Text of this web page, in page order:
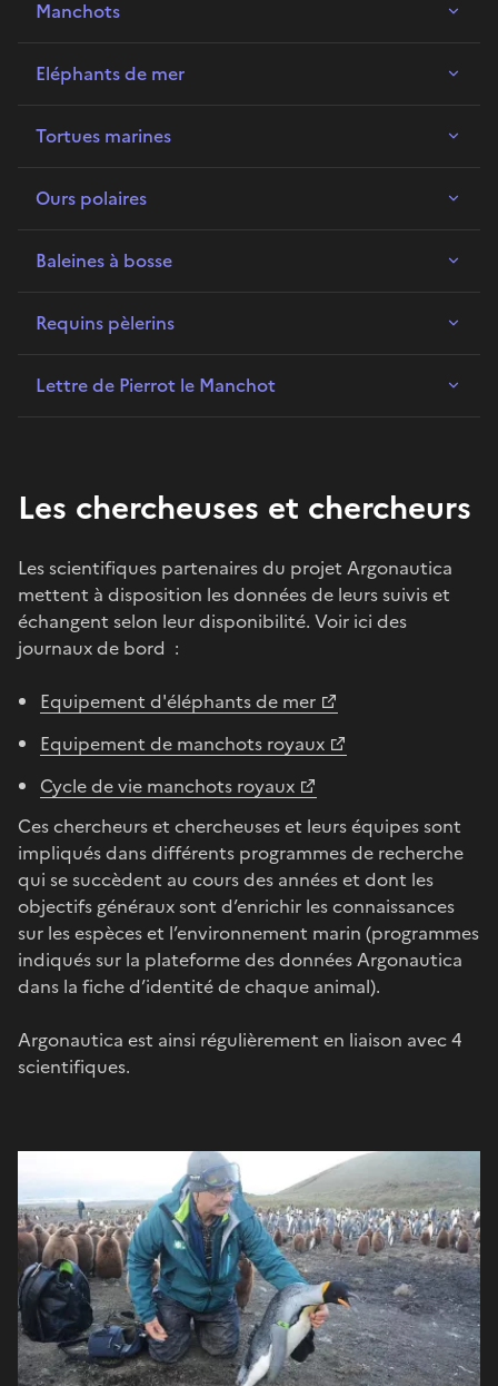
Manchots
Eléphants de mer
Tortues marines
Ours polaires
Baleines à bosse
Requins pèlerins
Lettre de Pierrot le Manchot
Les chercheuses et chercheurs
Les scientifiques partenaires du projet Argonautica
mettent à disposition les données de leurs suivis et
échangent selon leur disponibilité. Voir ici des
journaux de bord :
Equipement d'éléphants de mer
Equipement de manchots royaux
Cycle de vie manchots royaux
Ces chercheurs et chercheuses et leurs équipes sont
impliqués dans différents programmes de recherche
qui se succèdent au cours des années et dont les
objectifs généraux sont d’enrichir les connaissances
sur les espèces et l’environnement marin (programmes
indiqués sur la plateforme des données Argonautica
dans la fiche d’identité de chaque animal).
Argonautica est ainsi régulièrement en liaison avec 4
scientifiques.